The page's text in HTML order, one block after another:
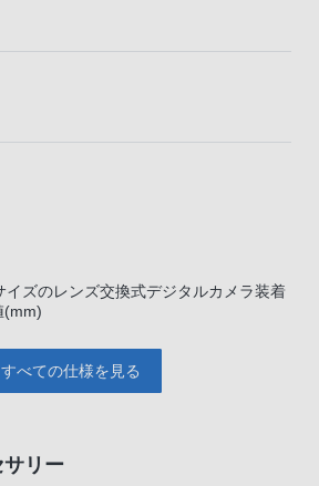
イズのレンズ交換式デジタルカメラ装着
(mm)
すべての仕様を見る
リー